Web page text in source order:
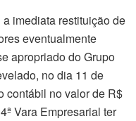
imediata restituição de
eventualmente
apropriado do Grupo
no dia 11 de
contábil no valor de R$
Vara Empresarial ter